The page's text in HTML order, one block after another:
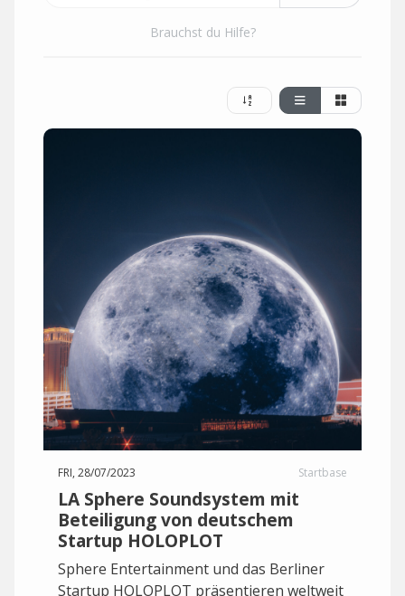
Brauchst du Hilfe?
FRI, 28/07/2023 Startbase
LA Sphere Soundsystem mit
Beteiligung von deutschem
Startup HOLOPLOT
Sphere Entertainment und das Berliner
Startup HOLOPLOT präsentieren weltweit